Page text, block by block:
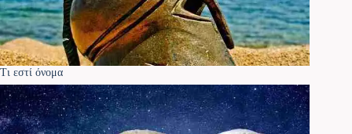
Τι εστί όνομα